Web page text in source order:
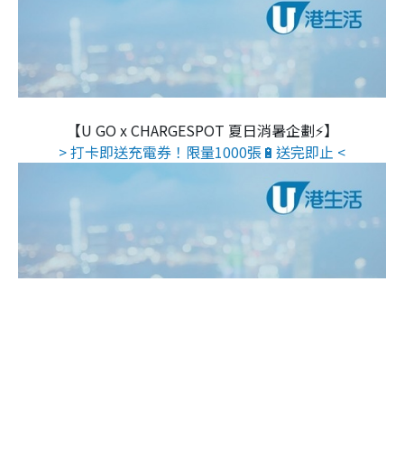
【U GO x CHARGESPOT 夏日消暑企劃⚡】
> 打卡即送充電券！限量1000張🔋送完即止 <